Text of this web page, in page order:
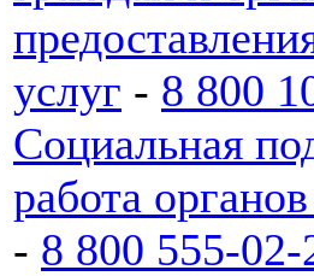
услуг - 8 800
Социальная
работа
- 8 800 555-02-